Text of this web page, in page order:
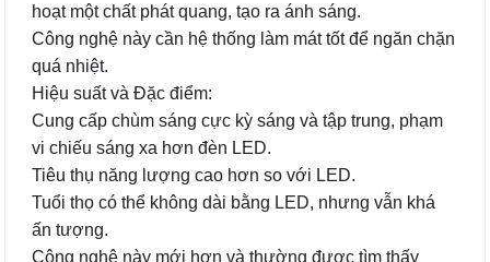
hoạt một chất phát quang, tạo ra ánh sáng.
Công nghệ này cần hệ thống làm mát tốt để ngăn chặn
quá nhiệt.
Hiệu suất và Đặc điểm:
Cung cấp chùm sáng cực kỳ sáng và tập trung, phạm
vi chiếu sáng xa hơn đèn LED.
Tiêu thụ năng lượng cao hơn so với LED.
Tuổi thọ có thể không dài bằng LED, nhưng vẫn khá
ấn tượng.
Công nghệ này mới hơn và thường được tìm thấy